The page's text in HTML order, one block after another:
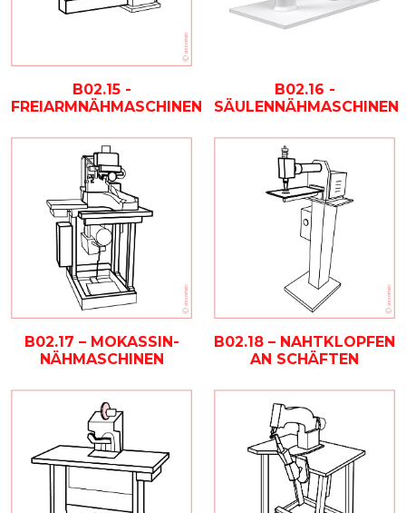
B02.15 -
FREIARMNÄHMASCHINEN
B02.16 -
SÄULENNÄHMASCHINEN
B02.17 – MOKASSIN-
NÄHMASCHINEN
B02.18 – NAHTKLOPFEN
AN SCHÄFTEN